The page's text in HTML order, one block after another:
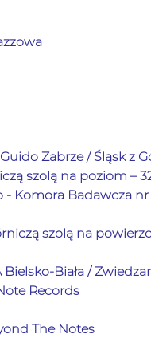
Zabrze / Śląsk z
szolą na poziom –
- Komora
szolą na
Bielsko-Biała /
Records
The Notes